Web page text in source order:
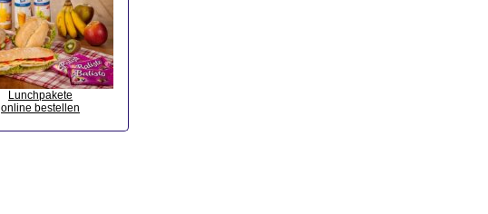
Lunchpakete
online bestellen